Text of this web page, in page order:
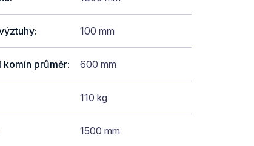
: 100 mm
komín průměr: 600 mm
110 kg
1500 mm